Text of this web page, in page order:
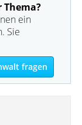
ein
Sie
fragen